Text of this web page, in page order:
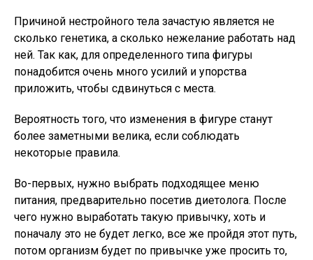
Причиной нестройного тела зачастую является не
сколько генетика, а сколько нежелание работать над
ней. Так как, для определенного типа фигуры
понадобится очень много усилий и упорства
приложить, чтобы сдвинуться с места.
Вероятность того, что изменения в фигуре станут
более заметными велика, если соблюдать
некоторые правила.
Во-первых, нужно выбрать подходящее меню
питания, предварительно посетив диетолога. После
чего нужно выработать такую привычку, хоть и
поначалу это не будет легко, все же пройдя этот путь,
потом организм будет по привычке уже просить то,